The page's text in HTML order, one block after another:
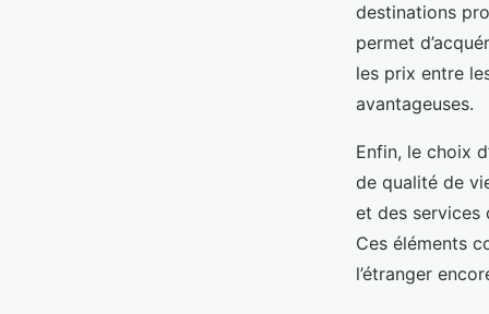
destinations
permet
les prix entre
avantageuses.
Enfin, le choix
de qualité de
et des services
Ces éléments
l’étranger